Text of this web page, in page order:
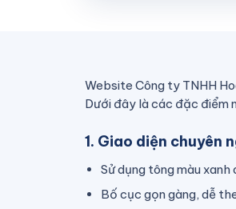
Website Công ty TNHH
Dưới đây là các đặc điểm
1. Giao diện chuyên
Sử dụng tông màu
Bố cục gọn gàng, dễ